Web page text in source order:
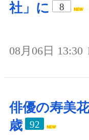
社」に
8
08月06日 13:30
俳優の寿美
歳
92